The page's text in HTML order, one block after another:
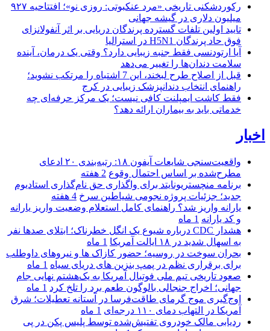
رکوردشکنی تاریخی «مرد عنکبوتی: روزی نو»؛ افتتاحیه ۹۲۷
میلیون دلاری در گیشه جهانی
تایید اولین تلفات گسترده پرندگان دریایی بر اثر آنفولانزای
فوق حاد پرندگان H5N1 در استرالیا
آیا ارتودنسی فقط جنبه زیبایی دارد؟ وقتی یک درمان، آینده
سلامت دندان‌ها را تغییر می‌دهد
قبل از اصلاح طرح لبخند، این 7 اشتباه را مرتکب نشوید؛
راهنمای انتخاب دندانپزشک زیبایی در کرج
فقط کاشت ایمپلنت کافی نیست؛ یک مرکز حرفه‌ای چه
خدماتی باید به بیماران ارائه دهد؟
اخبار
واقعیت‌سنجی شایعات آیفون ۱۸: رتبه‌بندی ۲۰ ادعای
مطرح‌شده بر اساس احتمال وقوع 2 هفته
برنامه منچستریونایتد برای واگذاری حق نام‌گذاری استادیوم
جدید؛ جزئیات پروژه نجومی شیاطین سرخ 4 هفته
یارانه واریز شد؟ راهنمای کامل استعلام وضعیت واریز یارانه
و کد یارانه 1 ماه
هشدار CDC درباره شیوع یک انگل خطرناک؛ ابتلای صدها نفر
به اسهال شدید در ۱۸ ایالت آمریکا
1 ماه
بحران سوخت در روسیه؛ حضور کازاک‌ ها و نیروهای داوطلب
برای برقراری نظم در پمپ بنزین‌ های دریای سیاه 1 ماه
صعود تاریخی تیم ملی فوتبال آمریکا به یک‌هشتم نهایی جام
جهانی؛ اخراج جنجالی بالوگون طعم برد را تلخ کرد 1 ماه
اوج‌گیری موج گرمای طاقت‌فرسا در آستانه تعطیلات؛ شرق
آمریکا در التهاب دمای ۱۱۰ درجه‌ای
1 ماه
ردیابی مالک خودروی تفتیش‌شده توسط پلیس پکن در پی